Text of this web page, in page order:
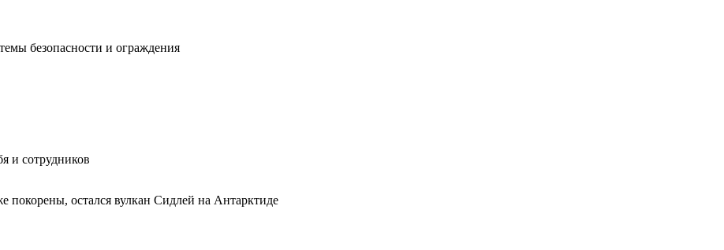
безопасности и ограждения
и сотрудников
остался вулкан Сидлей на Антарктиде